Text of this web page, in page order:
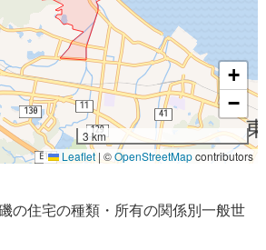
+
−
3 km
Leaflet | ©OpenStreetMapcontributors
の住宅の種類・所有の関係別一般世